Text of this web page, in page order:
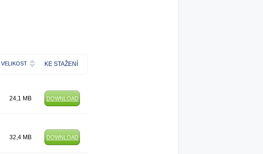
VELIKOST KE STAŽENÍ
24,1 MB DOWNLOAD
32,4 MB DOWNLOAD